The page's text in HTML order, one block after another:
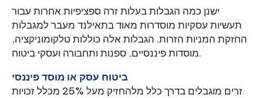
ישנן כמה הגבלות בעלות זרה ספציפיות אחרות עבור
תעשיות עסקיות מוסדרות מאוד בתאילנד מעבר למגבלות
החזקת המניות הזרות. הגבלות אלה כוללות טלקומוניקציה,
מוסדות פיננסיים, ספנות ותחבורה ועסקי ביטוח.
ביטוח עסק או מוסד פיננסי
זרים מוגבלים בדרך כלל מלהחזיק מעל 25% מכלל זכויות